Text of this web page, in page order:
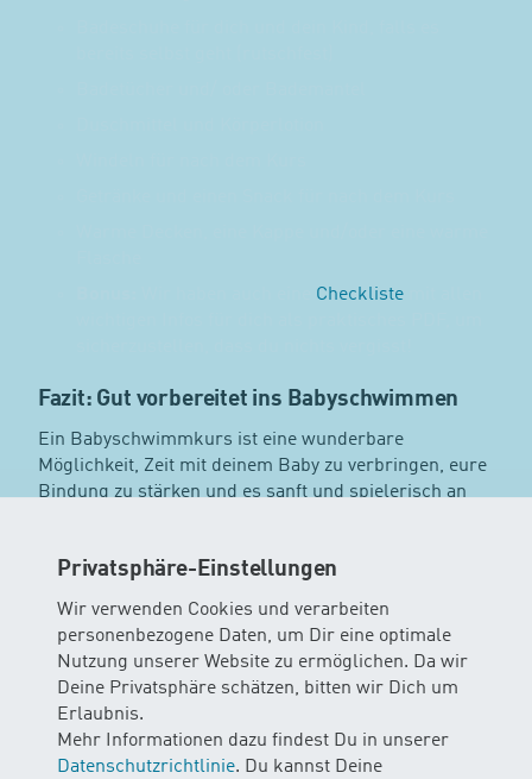
Privatsphäre-Einstellungen
Wir verwenden Cookies und verarbeiten
personenbezogene Daten, um Dir eine optimale
Nutzung unserer Website zu ermöglichen. Da wir
Deine Privatsphäre schätzen, bitten wir Dich um
Erlaubnis.
Mehr Informationen dazu findest Du in unserer
Datenschutzrichtlinie. Du kannst Deine
Checkliste
Fazit: Gut vorbereitet ins Babyschwimmen
Ein Babyschwimmkurs ist eine wunderbare
Möglichkeit, Zeit mit deinem Baby zu verbringen, eure
Bindung zu stärken und es sanft und spielerisch an
der Kurs für euch beide ein entspanntes und schönes
Jetzt bist du dran:
Melde dich und deinen kleinen
Schwimmer bei einem
unserer Kurse
an und erlebt
gemeinsam unvergessliche Momente im Wasser.
Sicherheit und Spass stehen bei uns an erster Stelle –
wir freuen uns auf euch!